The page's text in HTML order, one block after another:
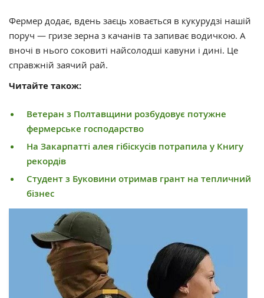
Фермер додає, вдень заєць ховається в кукурудзі нашій
поруч — гризе зерна з качанів та запиває водичкою. А
вночі в нього соковиті найсолодші кавуни і дині. Це
справжній заячий рай.
Читайте також:
Ветеран з Полтавщини розбудовує потужне
фермерське господарство
На Закарпатті алея гібіскусів потрапила у Книгу
рекордів
Студент з Буковини отримав грант на тепличний
бізнес